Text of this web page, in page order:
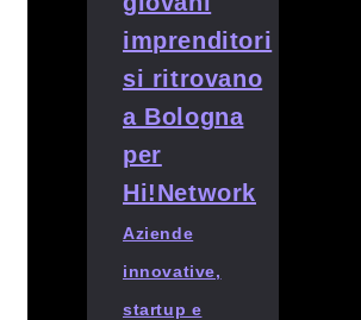
Aziende
innovative,
startup e